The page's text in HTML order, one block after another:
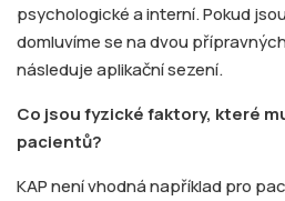
psychologické a interní. Pokud
domluvíme se na dvou
následuje aplikační sezení.
Co jsou fyzické faktory, které
pacientů?
KAP není vhodná například pro